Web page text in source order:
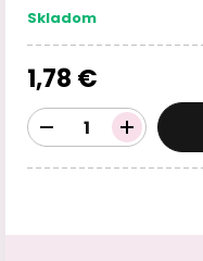
Skladom
1,78 €